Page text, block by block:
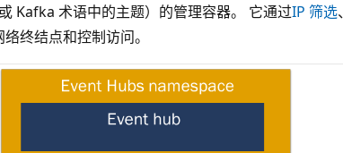
Kafka 术语中的主题）的管理容器。 它通过IP 筛选、
终结点和控制访问。